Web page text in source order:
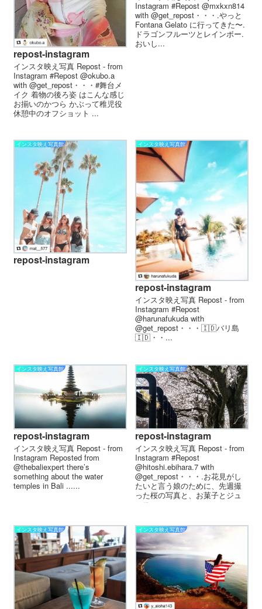
repost-instagram
インスタ映え写真 Repost - from
Instagram #Repost @okubo.a
with @get_repost・・・#舞台メ
イク 着物の後ろ姿 はこんな感じ
お揃いのかつら かぶって稚児役
休憩中のオフショット ...
Instagram #Repost @mxkxn814
with @get_repost・・・.やっと
Fontana Gelato に行ってきた〜.
ドラゴンフルーツとレインボー.
おいし...
インスタ映え写真館
repost-instagram
インスタ映え写真館
repost-instagram
インスタ映え写真 Repost - from
Instagram #Repost
@harunafukuda with
@get_repost・・・🇮🇩バリ島
🇮🇩・・...
インスタ映え写真館
repost-instagram
インスタ映え写真 Repost - from
Instagram Reposted from
@thebaliexpert there’s
something about the water
temples in Bali ......
インスタ映え写真館
repost-instagram
インスタ映え写真 Repost - from
Instagram #Repost
@hitoshi.ebihara.7 with
@get_repost・・・.お花見がし
たいと言う娘のために、先週撮
った桜の写真と、お菓子とジュ
ース...
インスタ映え写真館 インスタ映え写真館